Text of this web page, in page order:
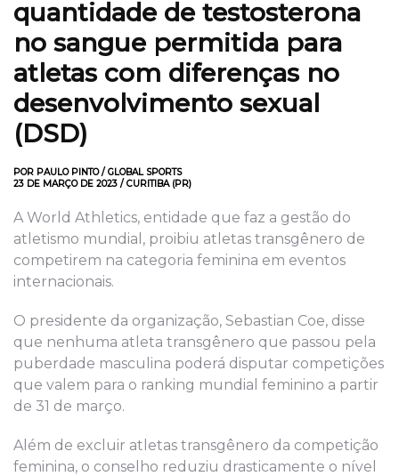
quantidade de testosterona
no sangue permitida para
atletas com diferenças no
desenvolvimento sexual
(DSD)
POR PAULO PINTO / GLOBAL SPORTS
23 DE MARÇO DE 2023 / CURITIBA (PR)
A World Athletics, entidade que faz a gestão do
atletismo mundial, proibiu atletas transgênero de
competirem na categoria feminina em eventos
internacionais.
O presidente da organização, Sebastian Coe, disse
que nenhuma atleta transgênero que passou pela
puberdade masculina poderá disputar competições
que valem para o ranking mundial feminino a partir
de 31 de março.
Além de excluir atletas transgênero da competição
feminina, o conselho reduziu drasticamente o nível